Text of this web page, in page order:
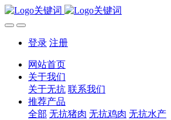
登录 注册
网站首页
关于我们
关于无抗 联系我们
推荐产品
全部 无抗猪肉 无抗鸡肉 无抗水产